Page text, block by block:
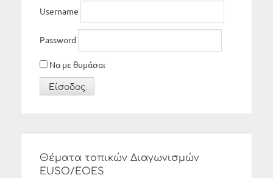
Username
Password
Να με θυμάσαι
Θέματα τοπικών Διαγωνισμών
EUSO/EOES